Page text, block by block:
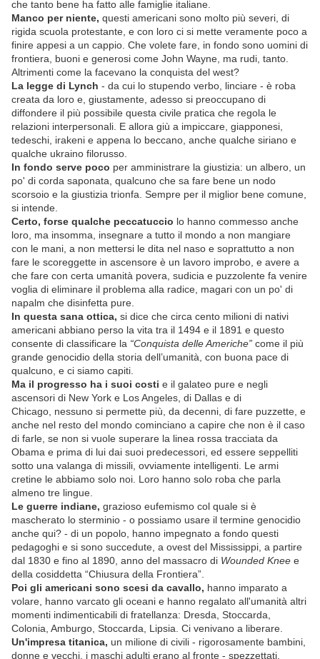
che tanto bene ha fatto alle famiglie italiane.
Manco per niente, questi americani sono molto più severi, di
rigida scuola protestante, e con loro ci si mette veramente poco a
finire appesi a un cappio. Che volete fare, in fondo sono uomini di
frontiera, buoni e generosi come John Wayne, ma rudi, tanto.
Altrimenti come la facevano la conquista del west?
La legge di Lynch - da cui lo stupendo verbo, linciare - è roba
creata da loro e, giustamente, adesso si preoccupano di
diffondere il più possibile questa civile pratica che regola le
relazioni interpersonali. E allora giù a impiccare, giapponesi,
tedeschi, irakeni e appena lo beccano, anche qualche siriano e
qualche ukraino filorusso.
In fondo serve poco per amministrare la giustizia: un albero, un
po' di corda saponata, qualcuno che sa fare bene un nodo
scorsoio e la giustizia trionfa. Sempre per il miglior bene comune,
si intende.
Certo, forse qualche peccatuccio lo hanno commesso anche
loro, ma insomma, insegnare a tutto il mondo a non mangiare
con le mani, a non mettersi le dita nel naso e soprattutto a non
fare le scoreggette in ascensore è un lavoro improbo, e avere a
che fare con certa umanità povera, sudicia e puzzolente fa venire
voglia di eliminare il problema alla radice, magari con un po' di
napalm che disinfetta pure.
In questa sana ottica, si dice che circa cento milioni di nativi
americani abbiano perso la vita tra il 1494 e il 1891 e questo
consente di classificare la “Conquista delle Americhe” come il più
grande genocidio della storia dell’umanità, con buona pace di
qualcuno, e ci siamo capiti.
Ma il progresso ha i suoi costi e il galateo pure e negli
ascensori di New York e Los Angeles, di Dallas e di
Chicago, nessuno si permette più, da decenni, di fare puzzette, e
anche nel resto del mondo cominciano a capire che non è il caso
di farle, se non si vuole superare la linea rossa tracciata da
Obama e prima di lui dai suoi predecessori, ed essere seppelliti
sotto una valanga di missili, ovviamente intelligenti. Le armi
cretine le abbiamo solo noi. Loro hanno solo roba che parla
almeno tre lingue.
Le guerre indiane, grazioso eufemismo col quale si è
mascherato lo sterminio - o possiamo usare il termine genocidio
anche qui? - di un popolo, hanno impegnato a fondo questi
pedagoghi e si sono succedute, a ovest del Mississippi, a partire
dal 1830 e fino al 1890, anno del massacro di Wounded Knee e
della cosiddetta “Chiusura della Frontiera”.
Poi gli americani sono scesi da cavallo, hanno imparato a
volare, hanno varcato gli oceani e hanno regalato all'umanità altri
momenti indimenticabili di fratellanza: Dresda, Stoccarda,
Colonia, Amburgo, Stoccarda, Lipsia. Ci venivano a liberare.
Un'impresa titanica, un milione di civili - rigorosamente bambini,
donne e vecchi, i maschi adulti erano al fronte - spezzettati,